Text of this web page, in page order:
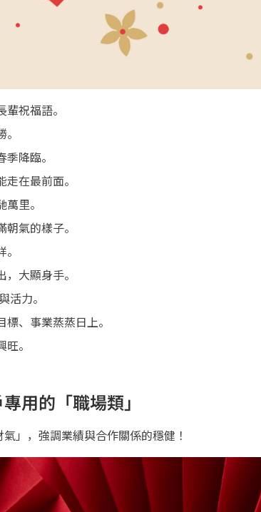
祝福語。
降臨。
在最前面。
里。
氣的樣子。
大顯身手。
活力。
、事業蒸蒸日上。
。
用的「職場類」
」，強調業績與合作關係的穩健！